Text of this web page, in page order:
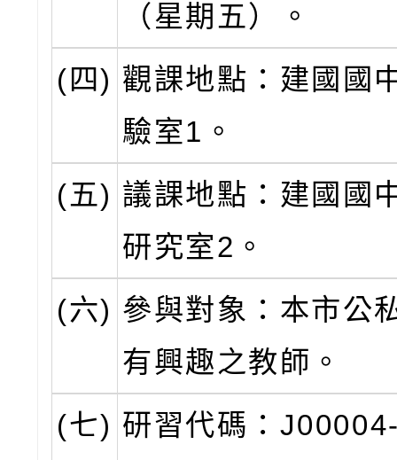
（星期五）。
(四) 觀課地點：建國國
驗室1。
(五) 議課地點：建國國
研究室2。
(六) 參與對象：本市公
有興趣之教師。
(七) 研習代碼：